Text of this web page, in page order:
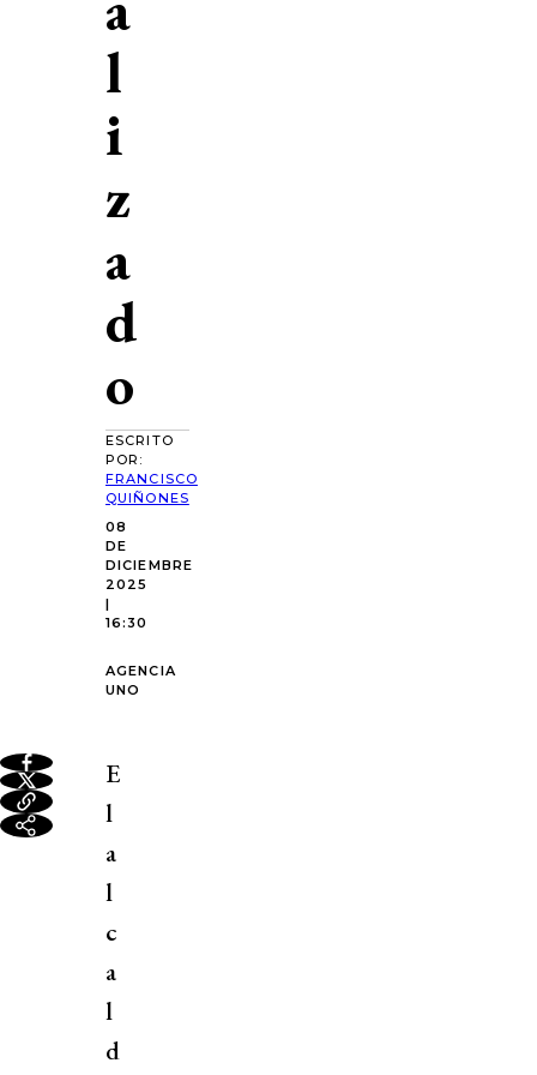
l
i
z
a
d
o
ESCRITO
POR:
FRANCISCO
QUIÑONES
08
DE
DICIEMBRE
2025
|
16:30
AGENCIA
UNO
E
l
a
l
c
a
l
d